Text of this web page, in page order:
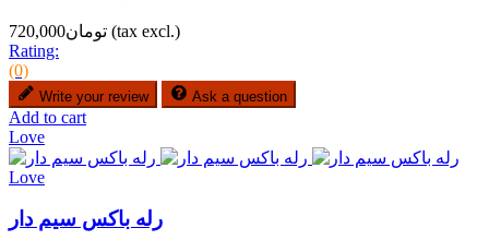
تومان720,000 (tax excl.)
Rating:
(0)
Write your review Ask a question
Add to cart
Love
Love
رله باکس سیم دار